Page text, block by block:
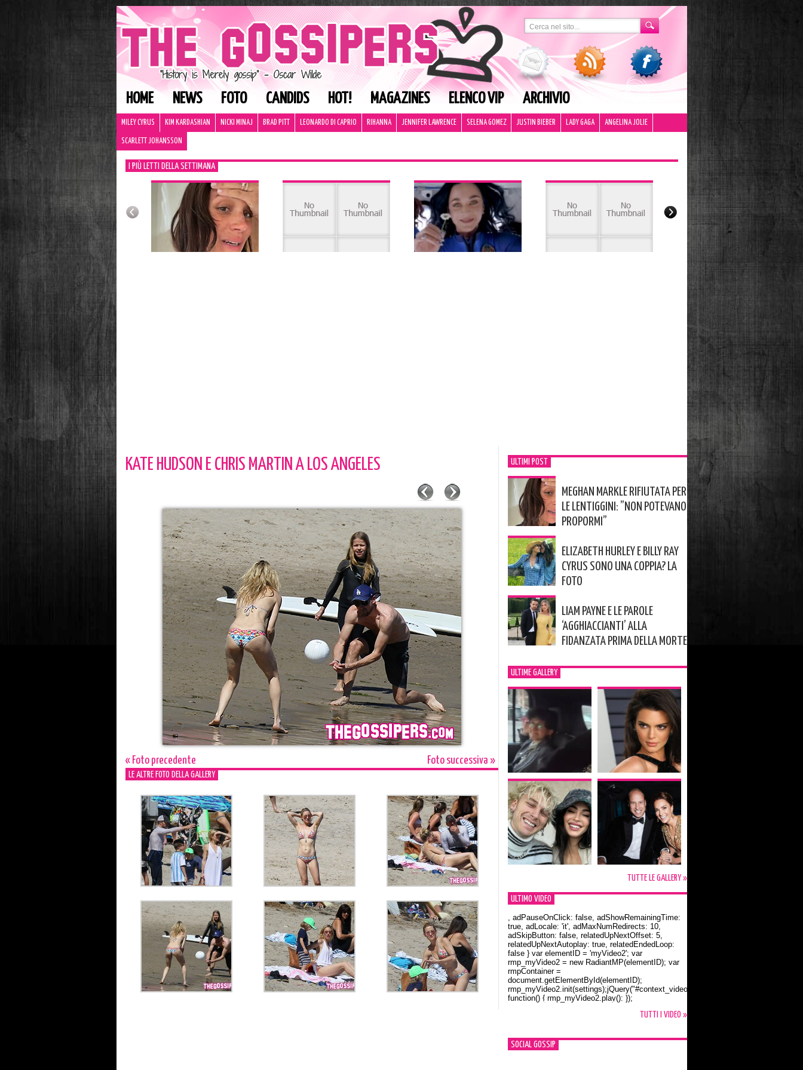
HOME NEWS FOTO CANDIDS HOT! MAGAZINES ELENCO VIP ARCHIVIO
MILEY CYRUS KIM KARDASHIAN NICKI MINAJ BRAD PITT LEONARDO DI CAPRIO RIHANNA JENNIFER LAWRENCE SELENA GOMEZ JUSTIN BIEBER LADY GAGA ANGELINA JOLIE
SCARLETT JOHANSSON
I PIÙ LETTI DELLA SETTIMANA
KATE HUDSON E CHRIS MARTIN A LOS ANGELES
« Foto precedente Foto successiva »
LE ALTRE FOTO DELLA GALLERY
ULTIMI POST
MEGHAN MARKLE RIFIUTATA PER
LE LENTIGGINI: ”NON POTEVANO
PROPORMI”
ELIZABETH HURLEY E BILLY RAY
CYRUS SONO UNA COPPIA? LA
FOTO
LIAM PAYNE E LE PAROLE
‘AGGHIACCIANTI’ ALLA
FIDANZATA PRIMA DELLA MORTE
ULTIME GALLERY
TUTTE LE GALLERY »
ULTIMO VIDEO
Orlando Bloom e la t-shirt dedicata a Flynn
, adPauseOnClick: false, adShowRemainingTime:
true, adLocale: 'it', adMaxNumRedirects: 10,
adSkipButton: false, relatedUpNextOffset: 5,
relatedUpNextAutoplay: true, relatedEndedLoop:
false } var elementID = 'myVideo2'; var
rmp_myVideo2 = new RadiantMP(elementID); var
rmpContainer =
document.getElementById(elementID);
rmp_myVideo2.init(settings);jQuery("#context_video2").one("mouseover",
function() { rmp_myVideo2.play(); });
TUTTI I VIDEO »
SOCIAL GOSSIP